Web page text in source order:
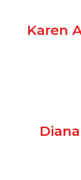
Karen